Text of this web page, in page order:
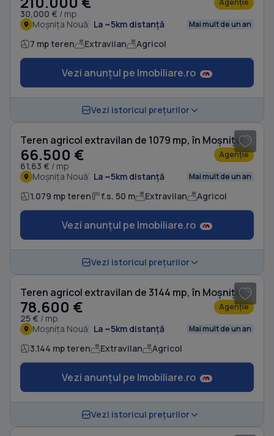
30,000 € / mp
Agenție
Moșnița Nouă La ~5km distanță Mai mult de un an
7 mp teren Extravilan Agricol
Vezi anunțul pe Imobiliare.ro
Vezi istoricul prețurilor
Teren agricol extravilan de 1079 mp, în Moșnița Nouă
66.500 €
61.63 € / mp
Agenție
Moșnița Nouă La ~5km distanță Mai mult de un an
1.079 mp teren f.s. 50 m Extravilan Agricol
Vezi anunțul pe Imobiliare.ro
Vezi istoricul prețurilor
Teren agricol extravilan de 3144 mp, în Moșnița Nouă
78.600 €
25 € / mp
Agenție
Moșnița Nouă La ~5km distanță Mai mult de un an
3.144 mp teren Extravilan Agricol
Vezi anunțul pe Imobiliare.ro
Vezi istoricul prețurilor